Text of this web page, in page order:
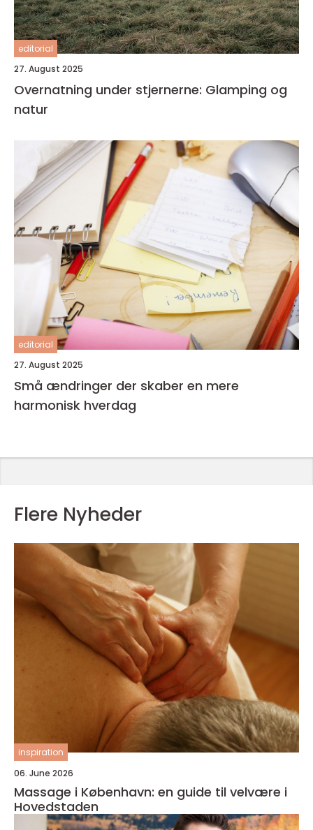
editorial
27. August 2025
Overnatning under stjernerne: Glamping og
natur
editorial
27. August 2025
Små ændringer der skaber en mere
harmonisk hverdag
Flere Nyheder
inspiration
06. June 2026
Massage i København: en guide til velvære i
Hovedstaden